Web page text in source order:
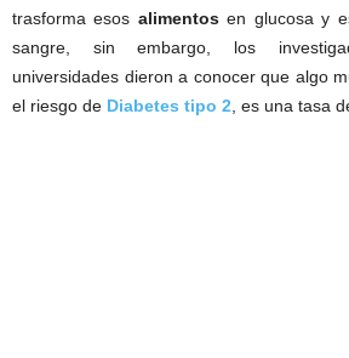
trasforma esos alimentosen glucosa y
sangre, sin embargo, los
universidades dieron a conocer que algo
el riesgo de Diabetes tipo 2 , es una tasa